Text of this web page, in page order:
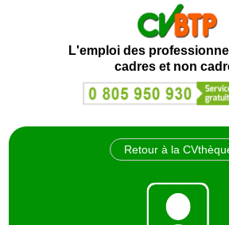
L'emploi des
cadres et non
Retour à la